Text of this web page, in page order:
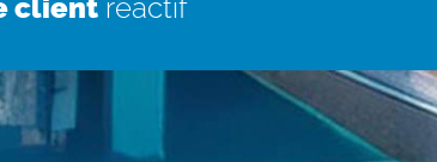
client réactif